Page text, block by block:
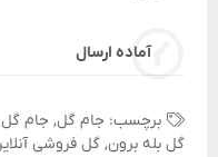
آماده ارسال
برچسب: جام گل, جام
گل بله برون, گل فروشی